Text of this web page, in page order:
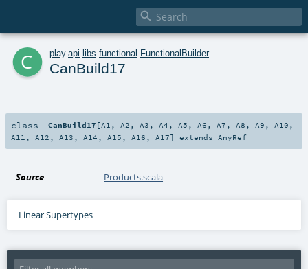

c play. api libs functional FunctionalBuilder
CanBuild17
class CanBuild17 [A1 , A2 , A3 , A4 , A5 , A6 , A7 , A8 , A9 , A10 ,
A11 , A12 , A13 , A14 , A15 , A16 , A17] extends AnyRef
Source Products.scala
Linear Supertypes